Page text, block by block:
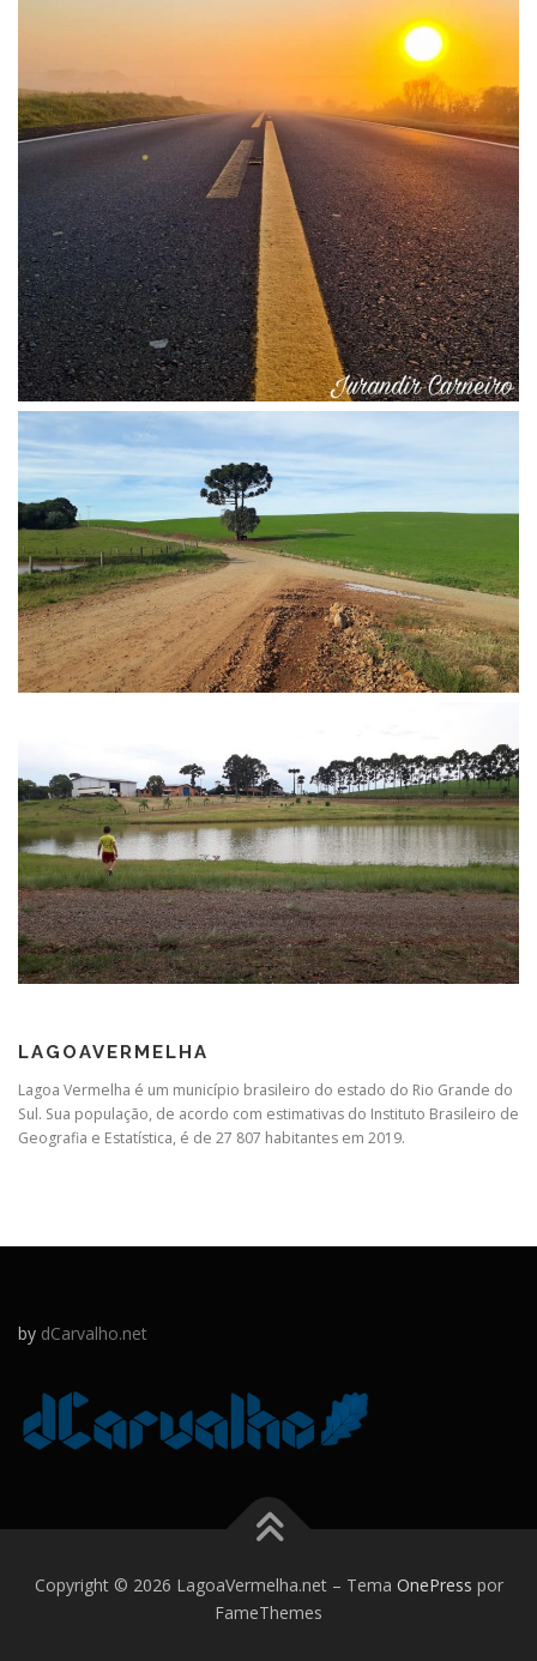
LAGOAVERMELHA
Lagoa Vermelha é um município brasileiro do estado do Rio Grande do
Sul. Sua população, de acordo com estimativas do Instituto Brasileiro de
Geografia e Estatística, é de 27 807 habitantes em 2019.
by dCarvalho.net
Copyright © 2026 LagoaVermelha.net – Tema OnePress por
FameThemes